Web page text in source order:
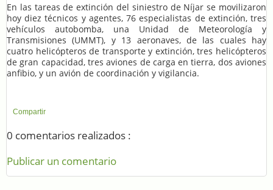
En las tareas de extinción del siniestro de Níjar se movilizaron
hoy diez técnicos y agentes, 76 especialistas de extinción, tres
vehículos autobomba, una Unidad de Meteorología y
Transmisiones (UMMT), y 13 aeronaves, de las cuales hay
cuatro helicópteros de transporte y extinción, tres helicópteros
de gran capacidad, tres aviones de carga en tierra, dos aviones
anfibio, y un avión de coordinación y vigilancia.
Compartir
0 comentarios realizados :
Publicar un comentario